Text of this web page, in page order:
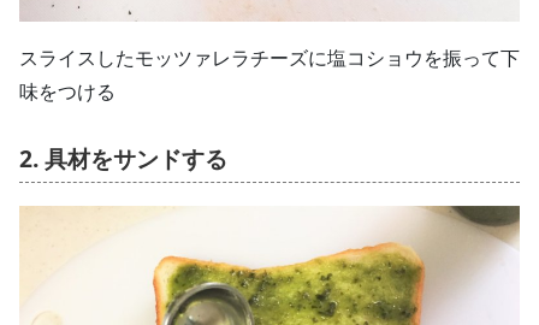
スライスしたモッツァレラチーズに塩コショウを振って下
味をつける
2. 具材をサンドする